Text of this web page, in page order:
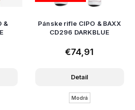
&
Pánske rifle CIPO & BAXX
CD296 DARKBLUE
€74,91
Detail
Modrá